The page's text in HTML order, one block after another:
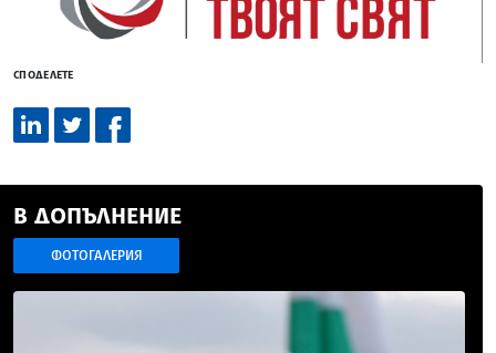
СПОДЕЛЕТЕ
В ДОПЪЛНЕНИЕ
ФОТОГАЛЕРИЯ